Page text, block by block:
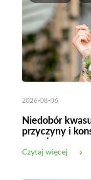
2026-08-06
Niedobór
przyczyny i
Czytaj więcej